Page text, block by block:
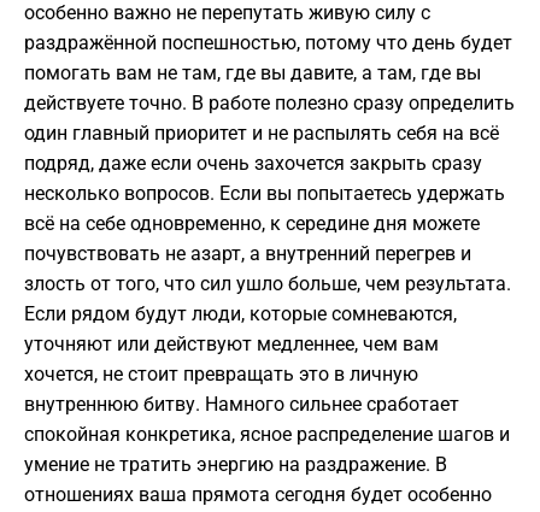
особенно важно не перепутать живую силу с
раздражённой поспешностью, потому что день будет
помогать вам не там, где вы давите, а там, где вы
действуете точно. В работе полезно сразу определить
один главный приоритет и не распылять себя на всё
подряд, даже если очень захочется закрыть сразу
несколько вопросов. Если вы попытаетесь удержать
всё на себе одновременно, к середине дня можете
почувствовать не азарт, а внутренний перегрев и
злость от того, что сил ушло больше, чем результата.
Если рядом будут люди, которые сомневаются,
уточняют или действуют медленнее, чем вам
хочется, не стоит превращать это в личную
внутреннюю битву. Намного сильнее сработает
спокойная конкретика, ясное распределение шагов и
умение не тратить энергию на раздражение. В
отношениях ваша прямота сегодня будет особенно